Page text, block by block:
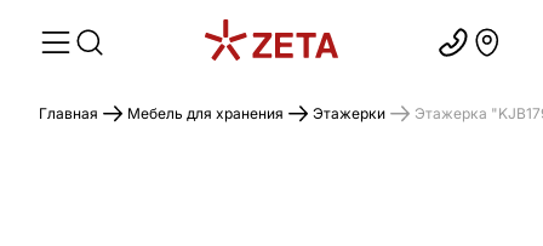
Главная Мебель для хранения Этажерки Этажерка